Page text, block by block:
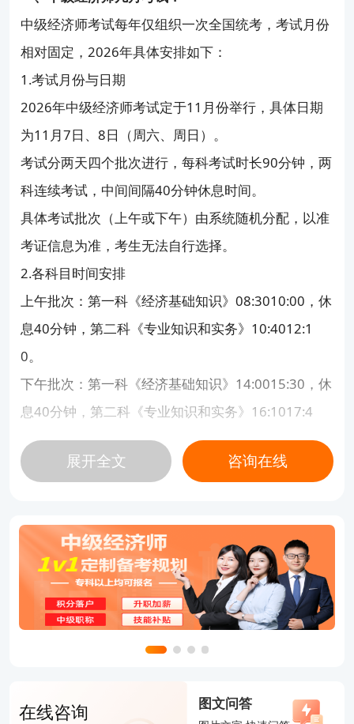
中级经济师考试每年仅组织一次全国统考，考试月份
相对固定，2026年具体安排如下：
1.考试月份与日期
2026年中级经济师考试定于11月份举行，具体日期
为11月7日、8日（周六、周日）。
考试分两天四个批次进行，每科考试时长90分钟，两
科连续考试，中间间隔40分钟休息时间。
具体考试批次（上午或下午）由系统随机分配，以准
考证信息为准，考生无法自行选择。
2.各科目时间安排
上午批次：第一科《经济基础知识》08:3010:00，休
息40分钟，第二科《专业知识和实务》10:4012:1
0。
下午批次：第一科《经济基础知识》14:0015:30，休
息40分钟，第二科《专业知识和实务》16:1017:4
0。
3.与报名、准考证的时间关联
各省略有差异，报名周期1015天，逾期不补报。报
名入口为中国人事考试网。
准考证打印：考前一周左右（2026年10月底至11月
初）开放，考生登录中国人事考试网自行下载打印。
成绩公布：预计2026年12月底至2027年1月初，合
格标准为每科84分（满分140分）。
中级经济师考试设两个科目，全部为客观题，采用计
展开全文 咨询在线
在线咨询 图文问答